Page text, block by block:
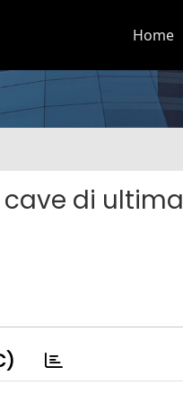
Home
di ultima